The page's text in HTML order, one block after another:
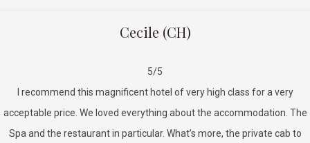
Cecile (CH)
5/5
I recommend this magnificent hotel of very high class for a very
acceptable price. We loved everything about the accommodation. The
Spa and the restaurant in particular. What’s more, the private cab to